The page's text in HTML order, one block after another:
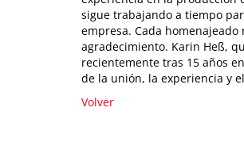
sigue trabajando a tiempo
empresa. Cada
agradecimiento. Karin Heß,
recientemente tras 15 años
de la unión, la experiencia y
Volver